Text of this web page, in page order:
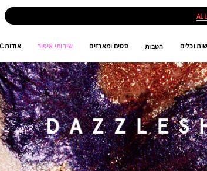
וכלים הטבות סטים ומארזים שירותי איפור אודות MAC